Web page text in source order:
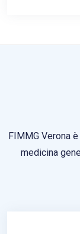
FIMMG Verona
medicina